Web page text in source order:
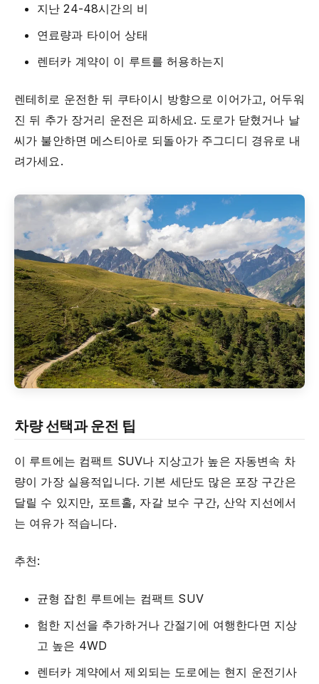
지난 24-48시간의 비
연료량과 타이어 상태
렌터카 계약이 이 루트를 허용하는지
렌테히로 운전한 뒤 쿠타이시 방향으로 이어가고, 어두워
진 뒤 추가 장거리 운전은 피하세요. 도로가 닫혔거나 날
씨가 불안하면 메스티아로 되돌아가 주그디디 경유로 내
려가세요.
차량 선택과 운전 팁
이 루트에는 컴팩트 SUV나 지상고가 높은 자동변속 차
량이 가장 실용적입니다. 기본 세단도 많은 포장 구간은
달릴 수 있지만, 포트홀, 자갈 보수 구간, 산악 지선에서
는 여유가 적습니다.
추천:
균형 잡힌 루트에는 컴팩트 SUV
험한 지선을 추가하거나 간절기에 여행한다면 지상
고 높은 4WD
렌터카 계약에서 제외되는 도로에는 현지 운전기사